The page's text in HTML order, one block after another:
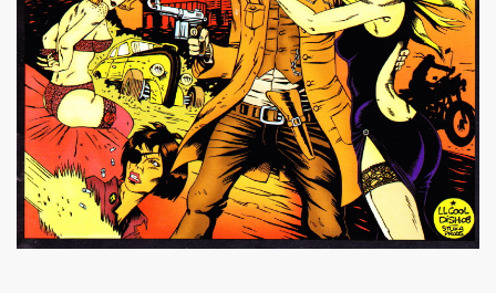
de MARIE FRANCE le 9 fevrier 2011 au restaurant du
de "QUERELLE DE BREST", un musical de
le 25 decembre 2010 et le 1er janvier 2011.
du gala-diner annuel au profit de l'association AIDES
le 8 octobre 2010 a l UNDERBELLY CLUB a LONDRES.
septembre 2010 aux BOUFFES DU NORD (Paris).